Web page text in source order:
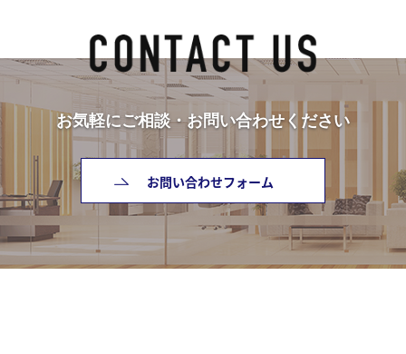
お気軽にご相談・お問い合わせください
お問い合わせフォーム